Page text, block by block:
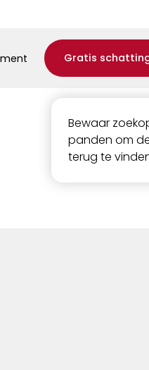
Gratis
Bewaar
panden om
terug te